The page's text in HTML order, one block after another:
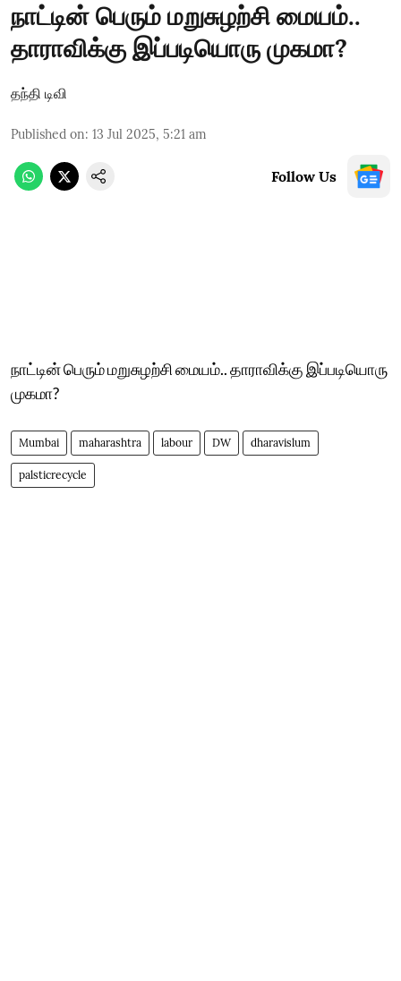
நாட்டின் பெரும் மறுசுழற்சி மையம்..
தாராவிக்கு இப்படியொரு முகமா?
தந்தி டிவி
Published on: 13 Jul 2025, 5:21 am
Follow Us
நாட்டின் பெரும் மறுசுழற்சி மையம்.. தாராவிக்கு இப்படியொரு
முகமா?
Mumbai maharashtra labour DW dharavislum
palsticrecycle